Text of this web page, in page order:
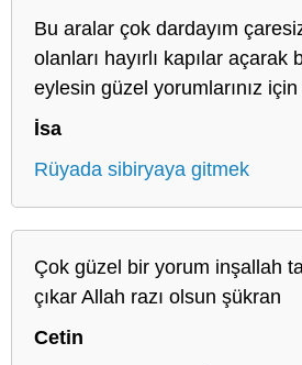
Bu aralar çok dardayım
olanları hayırlı kapılar açarak
eylesin güzel yorumlarınız
İsa
Rüyada sibiryaya gitmek
Çok güzel bir yorum inşallah
çıkar Allah razı olsun şükran
Cetin